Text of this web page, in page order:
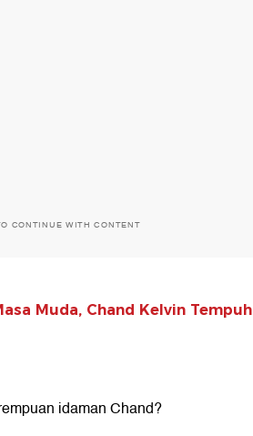
CONTINUE WITH CONTENT
Muda, Chand Kelvin Tempuh
idaman Chand?